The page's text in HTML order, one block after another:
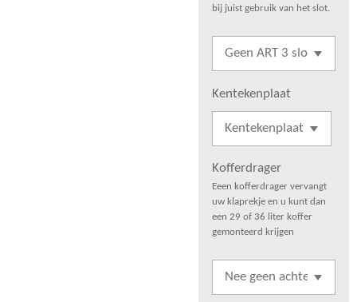
bij juist gebruik van het slot.
Kentekenplaat
Kofferdrager
Eeen kofferdrager vervangt
uw klaprekje en u kunt dan
een 29 of 36 liter koffer
gemonteerd krijgen